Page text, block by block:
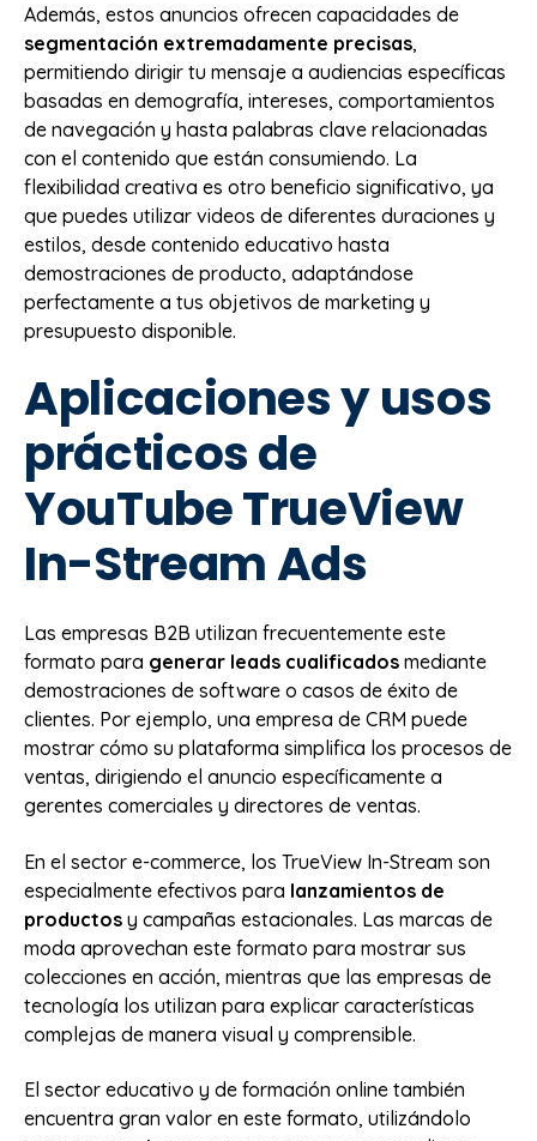
Además, estos anuncios ofrecen capacidades de
segmentación extremadamente precisas,
permitiendo dirigir tu mensaje a audiencias específicas
basadas en demografía, intereses, comportamientos
de navegación y hasta palabras clave relacionadas
con el contenido que están consumiendo. La
flexibilidad creativa es otro beneficio significativo, ya
que puedes utilizar videos de diferentes duraciones y
estilos, desde contenido educativo hasta
demostraciones de producto, adaptándose
perfectamente a tus objetivos de marketing y
presupuesto disponible.
Aplicaciones y usos
prácticos de
YouTube TrueView
In-Stream Ads
Las empresas B2B utilizan frecuentemente este
formato para generar leads cualificados mediante
demostraciones de software o casos de éxito de
clientes. Por ejemplo, una empresa de CRM puede
mostrar cómo su plataforma simplifica los procesos de
ventas, dirigiendo el anuncio específicamente a
gerentes comerciales y directores de ventas.
En el sector e-commerce, los TrueView In-Stream son
especialmente efectivos para lanzamientos de
productos y campañas estacionales. Las marcas de
moda aprovechan este formato para mostrar sus
colecciones en acción, mientras que las empresas de
tecnología los utilizan para explicar características
complejas de manera visual y comprensible.
El sector educativo y de formación online también
encuentra gran valor en este formato, utilizándolo